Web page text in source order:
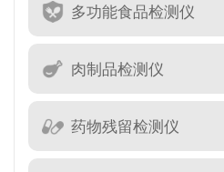
多功能食品检测仪
肉制品检测仪
药物残留检测仪